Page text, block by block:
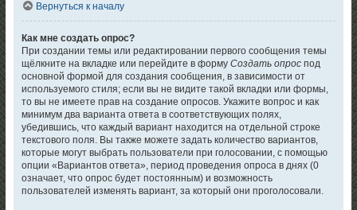
Вернуться к началу
Как мне создать опрос?
При создании темы или редактировании первого сообщения темы
щёлкните на вкладке или перейдите в формуСоздать опрос под
основной формой для создания сообщения, в зависимости от
используемого стиля; если вы не видите такой вкладки или формы,
то вы не имеете прав на создание опросов. Укажите вопрос и как
минимум два варианта ответа в соответствующих полях,
убедившись, что каждый вариант находится на отдельной строке
текстового поля. Вы также можете задать количество вариантов,
которые могут выбрать пользователи при голосовании, с помощью
опции «Вариантов ответа», период проведения опроса в днях (0
означает, что опрос будет постоянным) и возможность
пользователей изменять вариант, за который они проголосовали.